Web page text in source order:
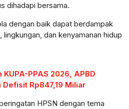
dihadapi bersama.
dengan baik dapat berdampak
dan kenyamanan hidup
PPAS 2026, APBD
Rp847,19 Miliar
HPSN dengan tema